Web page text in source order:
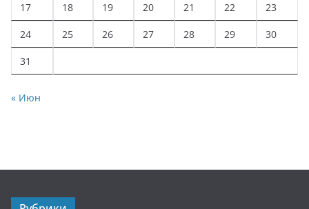
17 18 19 20 21 22 23
24 25 26 27 28 29 30
31
« Июн